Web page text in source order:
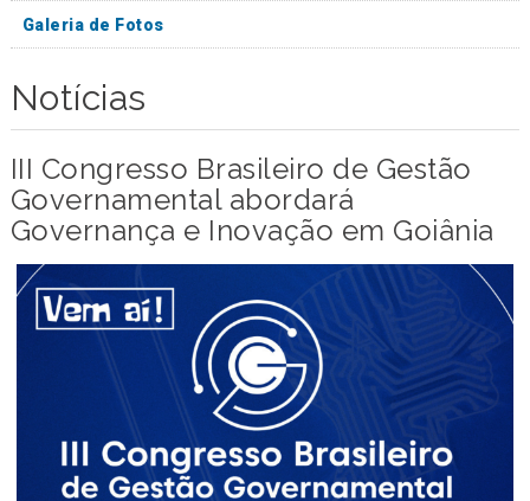
Galeria de Fotos
Notícias
III Congresso Brasileiro de Gestão
Governamental abordará
Governança e Inovação em Goiânia